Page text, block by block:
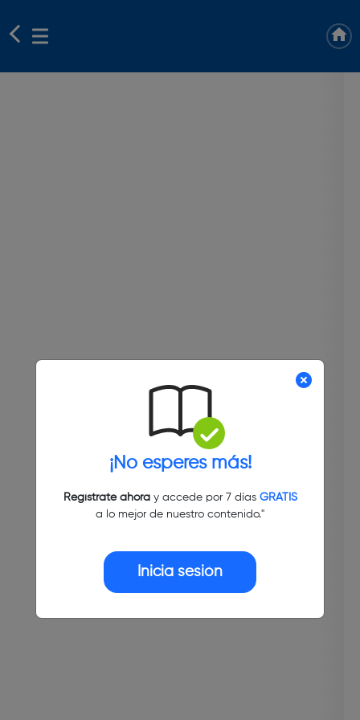
¡No esperes más!
Regístrate ahoray accede por 7 días GRATIS
a lo mejor de nuestro contenido."
Inicia sesión